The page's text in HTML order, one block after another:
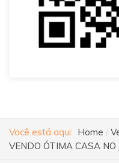
Você está aqui: Home
VENDO ÓTIMA CASA